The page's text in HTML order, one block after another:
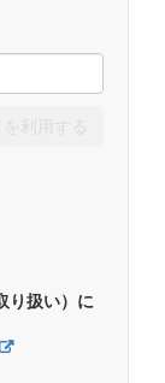
り扱い）に